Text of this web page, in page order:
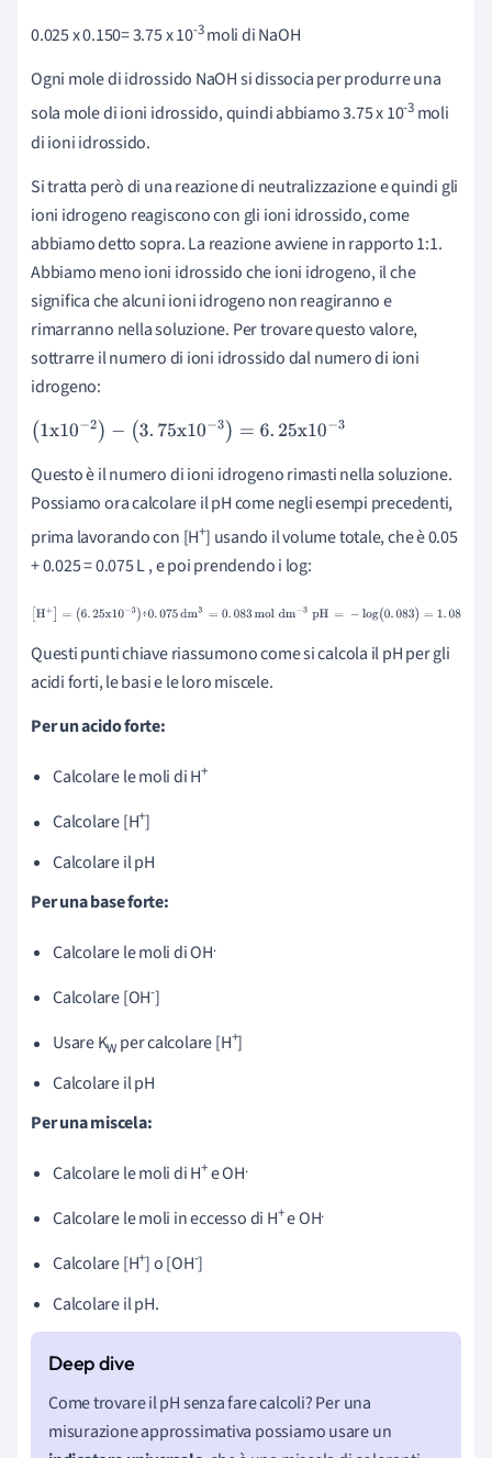
0.025 x 0.150= 3.75 x 10-3moli di NaOH
Ogni mole di idrossido NaOH si dissocia per produrre una
sola mole di ioni idrossido, quindi abbiamo 3.75 x 10-3moli
di ioni idrossido.
Si tratta però di una reazione di neutralizzazione e quindi gli
ioni idrogeno reagiscono con gli ioni idrossido, come
abbiamo detto sopra. La reazione avviene in rapporto 1:1.
Abbiamo meno ioni idrossido che ioni idrogeno, il che
significa che alcuni ioni idrogeno non reagiranno e
rimarranno nella soluzione. Per trovare questo valore,
sottrarre il numero di ioni idrossido dal numero di ioni
idrogeno:
(1x10-2)-(3 75 x10 -3)=6.25x10 3
Questo è il numero di ioni idrogeno rimasti nella soluzione.
Possiamo ora calcolare il pH come negli esempi precedenti,
prima lavorando con [H+] usando il volume totale, che è 0.05
+ 0.025 = 0.075 L , e poi prendendo i log:
፥
[H+] =( 6.25x10-3)፥0.075dm3=0.083moldm- 3pH=-
log
.083 1 08
Questi punti chiave riassumono come si calcola il pH per gli
acidi forti, le basi e le loro miscele.
Per un acido forte:
Calcolare le moli di H+
Calcolare [H+]
Calcolare il pH
Per una base forte:
Calcolare le moli di OH.
Calcolare [OH-]
Usare KW per calcolare [H+]
Calcolare il pH
Per una miscela:
Calcolare le moli di H+e OH.
Calcolare le moli in eccesso di H+e OH.
Calcolare [H+] o[OH-]
Calcolare il pH.
Come trovare il pH senza fare calcoli? Per una
misurazione approssimativa possiamo usare un